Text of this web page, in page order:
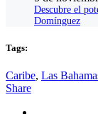
Descubre el
Domínguez
Tags:
Caribe, Las
Share